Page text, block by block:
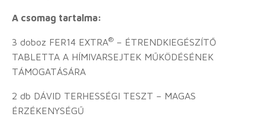
A csomag tartalma:
3 doboz FER14 EXTRA® – ÉTRENDKIEGÉSZÍTŐ
TABLETTA A HÍMIVARSEJTEK MŰKÖDÉSÉNEK
TÁMOGATÁSÁRA
2 db DÁVID TERHESSÉGI TESZT – MAGAS
ÉRZÉKENYSÉGŰ